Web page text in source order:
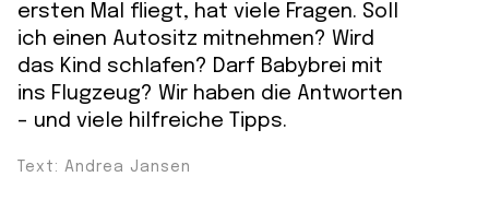
ersten Mal fliegt, hat viele Fragen. Soll
ich einen Autositz mitnehmen? Wird
das Kind schlafen? Darf Babybrei mit
ins Flugzeug? Wir haben die Antworten
- und viele hilfreiche Tipps.
Text: Andrea Jansen